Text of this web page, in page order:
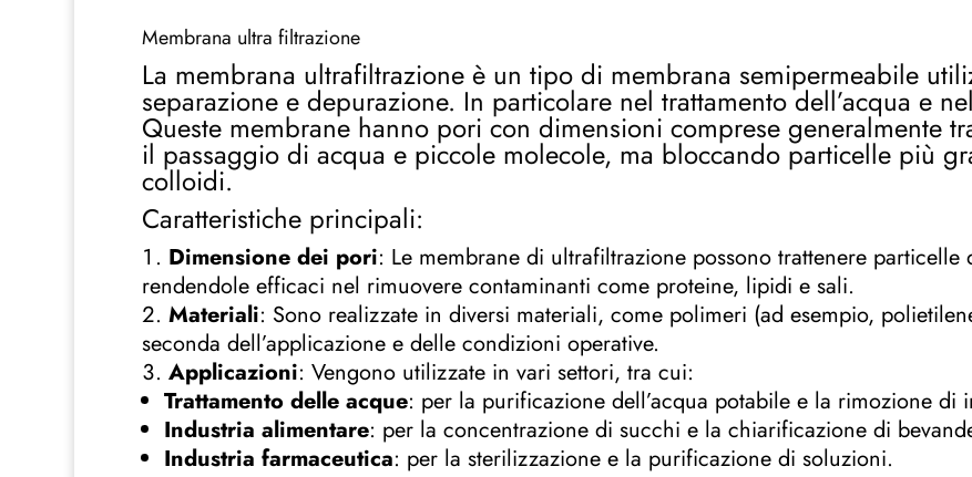
Membrana ultra filtrazione
La membrana ultrafiltrazione è un tipo di membrana semipermeabile
separazione e depurazione. In particolare nel trattamento dell’acqua e
Queste membrane hanno pori con dimensioni comprese generalmente
il passaggio di acqua e piccole molecole, ma bloccando particelle più
colloidi.
Caratteristiche principali:
Dimensione dei pori: Le membrane di ultrafiltrazione possono trattenere
rendendole efficaci nel rimuovere contaminanti come proteine, lipidi e sali.
Materiali: Sono realizzate in diversi materiali, come polimeri (ad esempio,
seconda dell’applicazione e delle condizioni operative.
Applicazioni: Vengono utilizzate in vari settori, tra cui:
Trattamento delle acque: per la purificazione dell’acqua potabile e la rimozione di
Industria alimentare: per la concentrazione di succhi e la chiarificazione di
Industria farmaceutica: per la sterilizzazione e la purificazione di soluzioni.